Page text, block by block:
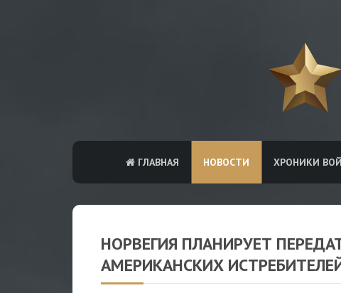
ГЛАВНАЯ НОВОСТИ ХРОНИКИ
НОРВЕГИЯ ПЛАНИРУЕТ
АМЕРИКАНСКИХ